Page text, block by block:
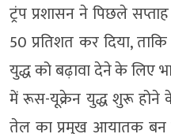
ट्रंप प्रशासन ने पिछले
50 प्रतिशत कर दिया,
युद्ध को बढ़ावा देने के लिए
में रूस-यूक्रेन युद्ध शुरू होने
तेल का प्रमुख आयातक बन